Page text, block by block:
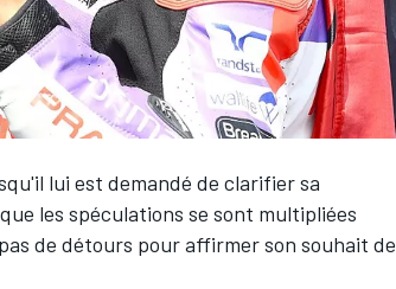
lui est demandé de clarifier sa
les spéculations se sont multipliées
de détours pour affirmer son souhait de